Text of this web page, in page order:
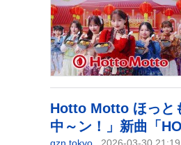
Hotto Motto ほっと
中～ン！」新曲「